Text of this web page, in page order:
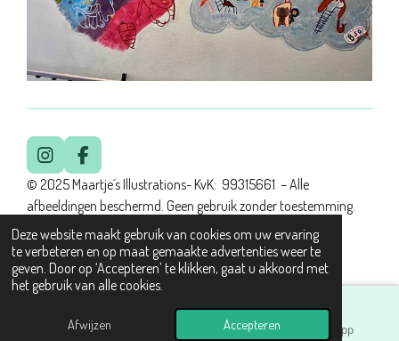
Deze website maakt gebruik van cookies om uw ervaring
te verbeteren en op maat gemaakte advertenties weer te
geven. Door op ‘Accepteren’ te klikken, gaat u akkoord met
het gebruik van alle cookies.
Afwijzen Accepteren
I
n
s
t
a
g
a
F
a
c
e
b
o
o
k
© 2025 Maartje´s Illustrations- KvK: 99315661 – Alle
afbeeldingen beschermd. Geen gebruik zonder toestemming.
Gebruiksvoorwaarden & Copyright
Powered by JouwWeb
E-mailadres Instagram WhatsApp